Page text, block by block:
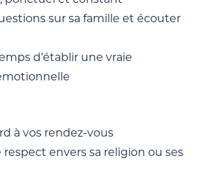
sur sa famille et écouter
d’établir une vraie
à vos rendez-vous
envers sa religion ou ses